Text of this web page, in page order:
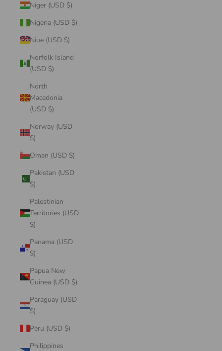
Niger (USD $)
Nigeria (USD $)
Niue (USD $)
Norfolk Island
(USD $)
North
Macedonia
(USD $)
Norway (USD
$)
Oman (USD $)
Pakistan (USD
$)
Palestinian
Territories (USD
$)
Panama (USD
$)
Papua New
Guinea (USD $)
Paraguay (USD
$)
Peru (USD $)
Philippines